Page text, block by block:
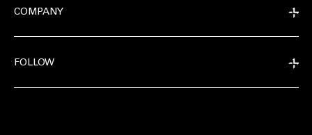
COMPANY
FOLLOW